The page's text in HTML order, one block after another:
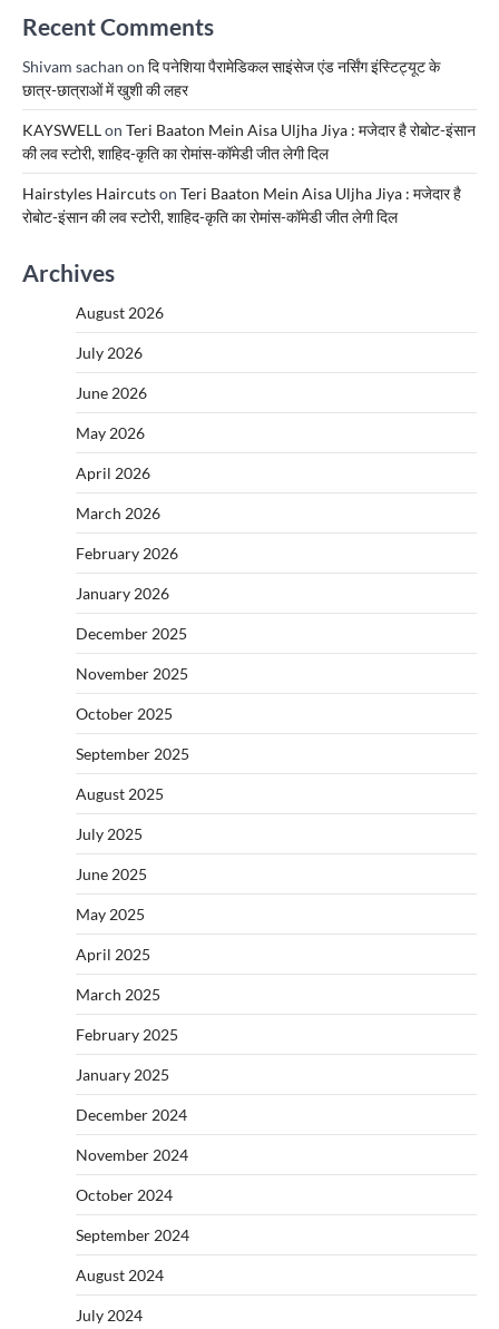
Recent Comments
Shivam sachan on दि पनेशिया पैरामेडिकल साइंसेज एंड नर्सिंग इंस्टिट्यूट के
छात्र-छात्राओं में खुशी की लहर
KAYSWELLon Teri Baaton Mein Aisa Uljha Jiya : मजेदार है रोबोट-इंसान
की लव स्टोरी, शाहिद-कृति का रोमांस-कॉमेडी जीत लेगी दिल
Hairstyles Haircutson Teri Baaton Mein Aisa Uljha Jiya : मजेदार है
रोबोट-इंसान की लव स्टोरी, शाहिद-कृति का रोमांस-कॉमेडी जीत लेगी दिल
Archives
August 2026
July 2026
June 2026
May 2026
April 2026
March 2026
February 2026
January 2026
December 2025
November 2025
October 2025
September 2025
August 2025
July 2025
June 2025
May 2025
April 2025
March 2025
February 2025
January 2025
December 2024
November 2024
October 2024
September 2024
August 2024
July 2024